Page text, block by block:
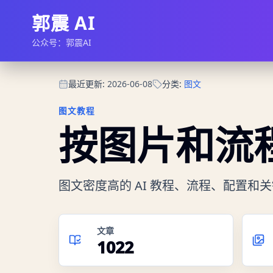
郭震 AI
公众号：郭震AI
最近更新: 2026-06-08 分类: 图文
图文教程
按图片和流
图文密度高的 AI 教程、流程、配置和
文章
1022